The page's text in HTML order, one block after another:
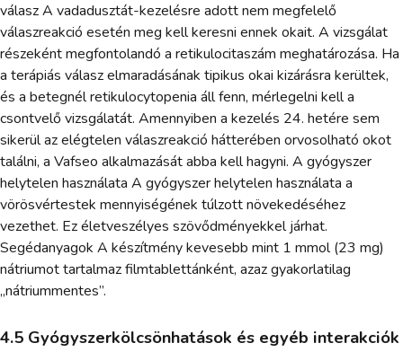
válasz A vadadusztát-kezelésre adott nem megfelelő
válaszreakció esetén meg kell keresni ennek okait. A vizsgálat
részeként megfontolandó a retikulocitaszám meghatározása. Ha
a terápiás válasz elmaradásának tipikus okai kizárásra kerültek,
és a betegnél retikulocytopenia áll fenn, mérlegelni kell a
csontvelő vizsgálatát. Amennyiben a kezelés 24. hetére sem
sikerül az elégtelen válaszreakció hátterében orvosolható okot
találni, a Vafseo alkalmazását abba kell hagyni. A gyógyszer
helytelen használata A gyógyszer helytelen használata a
vörösvértestek mennyiségének túlzott növekedéséhez
vezethet. Ez életveszélyes szövődményekkel járhat.
Segédanyagok A készítmény kevesebb mint 1 mmol (23 mg)
nátriumot tartalmaz filmtablettánként, azaz gyakorlatilag
„nátriummentes”.
4.5 Gyógyszerkölcsönhatások és egyéb interakciók